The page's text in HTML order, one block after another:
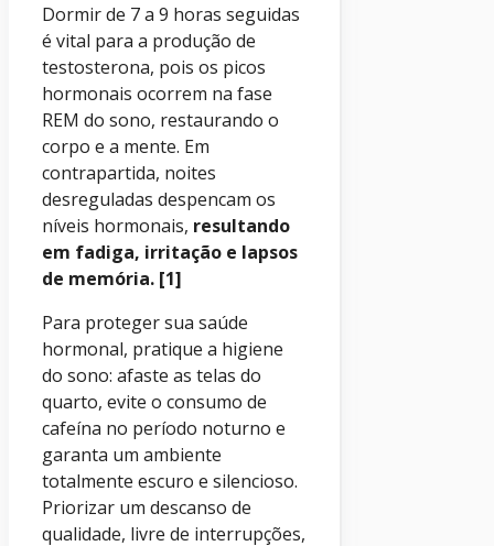
Dormir de 7 a 9 horas seguidas
é vital para a produção de
testosterona, pois os picos
hormonais ocorrem na fase
REM do sono, restaurando o
corpo e a mente. Em
contrapartida, noites
desreguladas despencam os
níveis hormonais, resultando
em fadiga, irritação e lapsos
de memória. [1]
Para proteger sua saúde
hormonal, pratique a higiene
do sono: afaste as telas do
quarto, evite o consumo de
cafeína no período noturno e
garanta um ambiente
totalmente escuro e silencioso.
Priorizar um descanso de
qualidade, livre de interrupções,